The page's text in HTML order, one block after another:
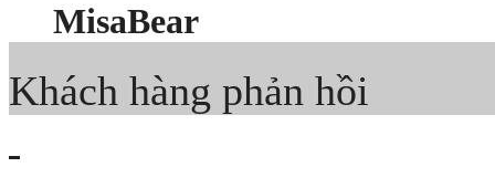
MisaBear
Khách hàng phản hồi